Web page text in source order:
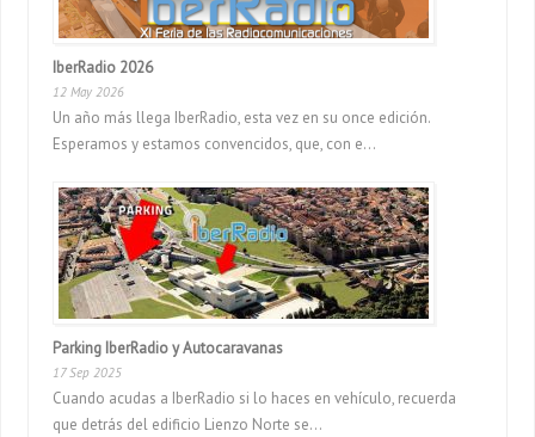
IberRadio 2026
12 May 2026
Un año más llega IberRadio, esta vez en su once edición.
Esperamos y estamos convencidos, que, con e...
Parking IberRadio y Autocaravanas
17 Sep 2025
Cuando acudas a IberRadio si lo haces en vehículo, recuerda
que detrás del edificio Lienzo Norte se...